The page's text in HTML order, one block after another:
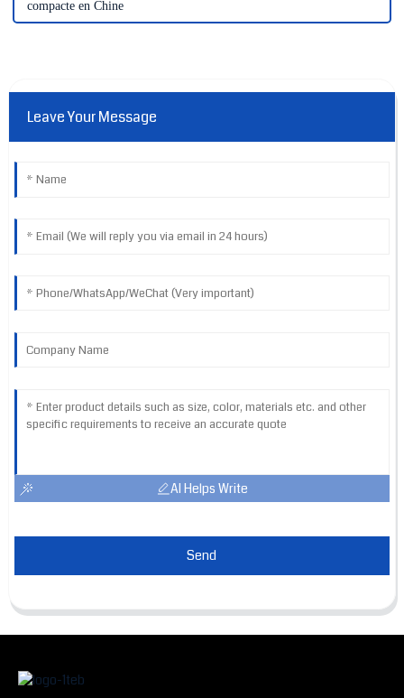
compacte en Chine
Leave Your Message
AI Helps Write
Send